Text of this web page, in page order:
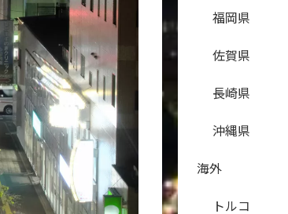
福岡県
佐賀県
長崎県
沖縄県
海外
トルコ